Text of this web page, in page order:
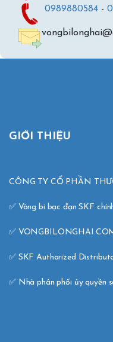
0989880584 -
GIỚI THIỆU
CÔNG TY CỔ PHẦN
✅ Vòng bi bạc đạn SKF
✅
✅ SKF Authorized
✅ Nhà phân phối ủy quyền